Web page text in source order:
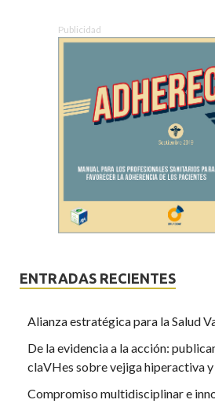
Publicidad
ENTRADAS RECIENTES
Alianza estratégica para la Salud
De la evidencia a la acción:
claVHes sobre vejiga hiperactiva
Compromiso multidisciplinar e